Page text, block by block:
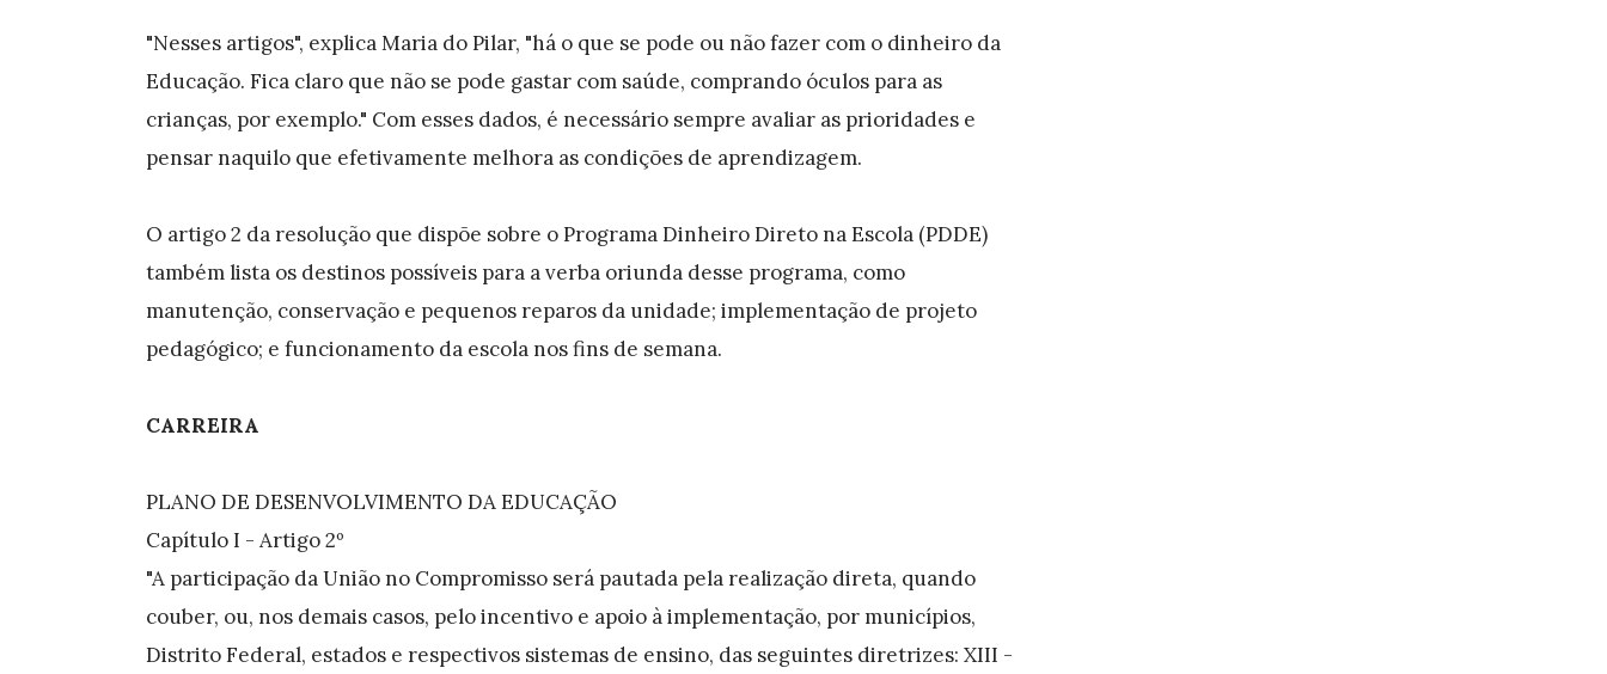
"Nesses artigos", explica Maria do Pilar, "há o que se pode ou não fazer com o dinheiro da
Educação. Fica claro que não se pode gastar com saúde, comprando óculos para as
crianças, por exemplo." Com esses dados, é necessário sempre avaliar as prioridades e
pensar naquilo que efetivamente melhora as condições de aprendizagem.
O artigo 2 da resolução que dispõe sobre o Programa Dinheiro Direto na Escola (PDDE)
também lista os destinos possíveis para a verba oriunda desse programa, como
manutenção, conservação e pequenos reparos da unidade; implementação de projeto
pedagógico; e funcionamento da escola nos fins de semana.
CARREIRA
PLANO DE DESENVOLVIMENTO DA EDUCAÇÃO
Capítulo I - Artigo 2º
"A participação da União no Compromisso será pautada pela realização direta, quando
couber, ou, nos demais casos, pelo incentivo e apoio à implementação, por municípios,
Distrito Federal, estados e respectivos sistemas de ensino, das seguintes diretrizes: XIII -